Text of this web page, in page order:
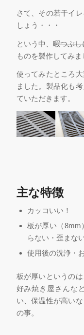
さて、その若干イ
しょう・・・
という中、 暇つぶし
ものを製作してみま
使ってみたところ
ました。製品化も
ていただきます。
主な特徴
カッコいい！
板が厚い（8mm
らない・歪まない
使用後の洗浄・
板が厚いというの
好み焼き屋さんな
い、保温性が高い
の事。